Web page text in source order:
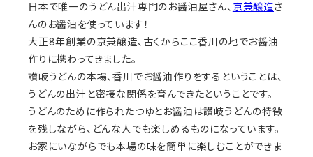
日本で唯一のうどん出汁専門のお醤油屋さん、 京兼醸造さ
んのお醤油を使っています！
大正8年創業の京兼醸造、古くからここ香川の地でお醤油
作りに携わってきました。
讃岐うどんの本場、香川でお醤油作りをするということは、
うどんの出汁と密接な関係を育んできたということです。
うどんのために作られたつゆとお醤油は讃岐うどんの特徴
を残しながら、どんな人でも楽しめるものになっています。
お家にいながらでも本場の味を簡単に楽しむことができま